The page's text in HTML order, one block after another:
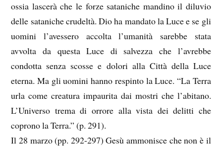
ossia lascerà che le forze sataniche mandino il diluvio
delle sataniche crudeltà. Dio ha mandato la Luce e se gli
uomini l’avessero accolta l’umanità sarebbe stata
avvolta da questa Luce di salvezza che l’avrebbe
condotta senza scosse e dolori alla Città della Luce
eterna. Ma gli uomini hanno respinto la Luce. “La Terra
urla come creatura impaurita dai mostri che l’abitano.
L’Universo trema di orrore alla vista dei delitti che
coprono la Terra.” (p. 291).
Il 28 marzo (pp. 292-297) Gesù ammonisce che non è il